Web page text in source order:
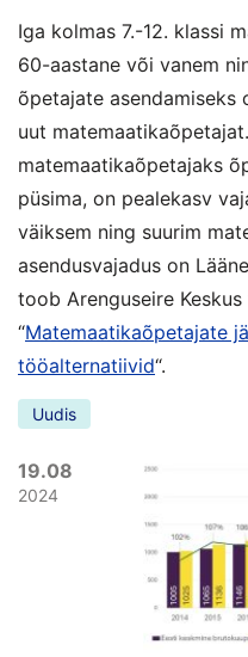
Iga kolmas 7.-12. klassi
60-aastane või vanem
õpetajate asendamiseks
uut
matemaatikaõpetajaks
püsima, on pealekasv
väiksem ning suurim
asendusvajadus on
toob Arenguseire
“Matemaatikaõpetajate
tööalternatiivid“.
Uudis
19.08
2024